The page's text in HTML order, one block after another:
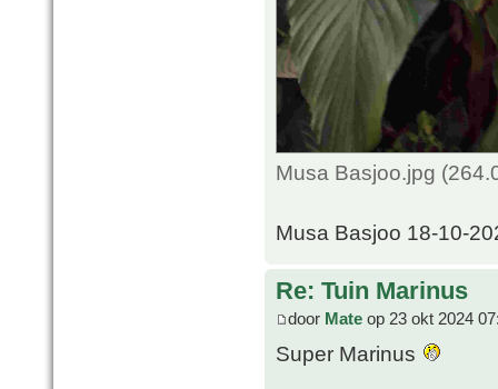
Musa Basjoo.jpg
Musa Basjoo 18-10-
Re: Tuin Marinus
door Mate op 23 okt 2024
Super Marinus